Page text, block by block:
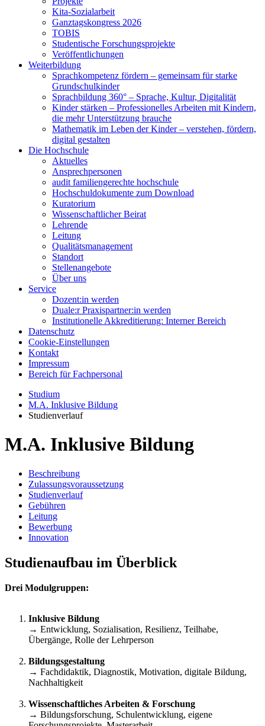
Kita-Sozialarbeit
Ganztagskongress 2026
TOBIS
Studentische Forschungsprojekte
Veröffentlichungen
Weiterbildung
Sprachkompetenz fördern – gemeinsam für starke
Grundschulkinder
Sprachbildung 360° – Sprache, Kultur, Digitalität
Kinder stärken – Professionelles Arbeiten mit Kindern,
die mehr Unterstützung brauche
Mathematik im Leben der Kinder – verstehen, fördern,
digital gestalten
Die Hochschule
Aktuelles
Ansprechpersonen
audit familiengerechte hochschule
Hochschuldokumente zum Download
Kuratorium
Wissenschaftlicher Beirat
Lehrende
Leitung
Qualitätsmanagement
Standort
Stellenangebote
Über uns
Service
Dozent:in werden
Duale:r Praxispartner:in werden
Institutionelle Akkreditierung: Interner Bereich
Datenschutz
Cookie-Einstellungen
Kontakt
Impressum
Bereich für Fachpersonal
Studium
M.A. Inklusive Bildung
Studienverlauf
M.A. Inklusive Bildung
Beschreibung
Zulassungsvoraussetzung
Studienverlauf
Gebühren
Leitung
Bewerbung
Innovation
Studienaufbau im Überblick
Drei Modulgruppen:
Inklusive Bildung
→ Entwicklung, Sozialisation, Resilienz, Teilhabe,
Übergänge, Rolle der Lehrperson
Bildungsgestaltung
→ Fachdidaktik, Diagnostik, Motivation, digitale Bildung,
Nachhaltigkeit
Wissenschaftliches Arbeiten & Forschung
→ Bildungsforschung, Schulentwicklung, eigene